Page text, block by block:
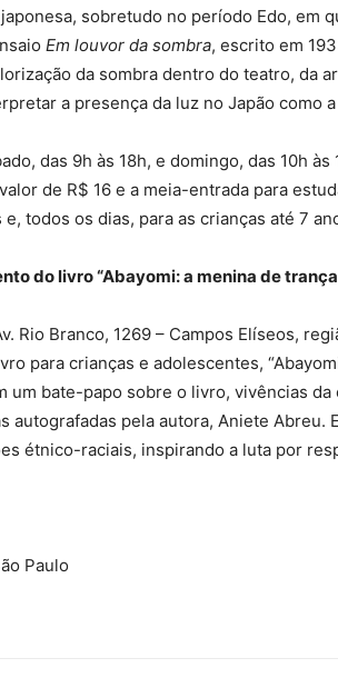
sobretudo no período Edo, em
Em louvor da sombra, escrito em
da sombra dentro do teatro, da
a presença da luz no Japão como
das 9h às 18h, e domingo, das 10h
de R$ 16 e a meia-entrada para
todos os dias, para as crianças até 7
do livro “Abayomi: a menina de
Rio Branco, 1269 – Campos Elíseos,
para crianças e adolescentes,
um bate-papo sobre o livro, vivências da
autografadas pela autora, Aniete Abreu.
étnico-raciais, inspirando a luta por
Paulo